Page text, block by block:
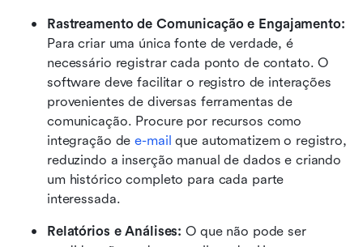
Para criar uma única fonte de verdade, é
necessário registrar cada ponto de contato. O
software deve facilitar o registro de interações
provenientes de diversas ferramentas de
comunicação. Procure por recursos como
integração de e-mail que automatizem o registro,
reduzindo a inserção manual de dados e criando
um histórico completo para cada parte
interessada.
Relatórios e Análises: O que não pode ser